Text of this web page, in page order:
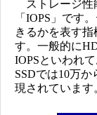
ストレージ性
「IOPS」です
きるかを表す
す。一般的に
IOPSといわれ
SSDでは10万
現されています